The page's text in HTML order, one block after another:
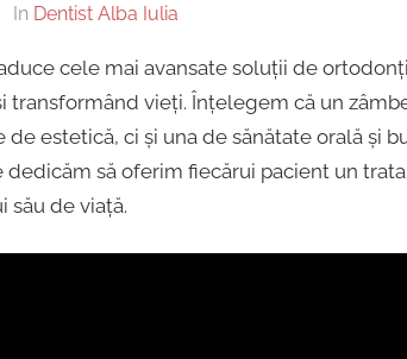
In Dentist Alba Iulia
cele mai avansate soluții de
vieți. Înțelegem că un
estetică, ci și una de sănătate orală și
să oferim fiecărui pacient un
său de viață.